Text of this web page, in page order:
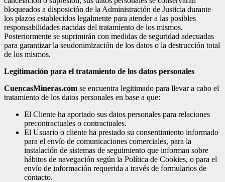
bloqueados a disposición de la Administración de Justicia durante
los plazos establecidos legalmente para atender a las posibles
responsabilidades nacidas del tratamiento de los mismos.
Posteriormente se suprimirán con medidas de seguridad adecuadas
para garantizar la seudonimización de los datos o la destrucción total
de los mismos.
Legitimación para el tratamiento de los datos personales
CuencasMineras.com se encuentra legitimado para llevar a cabo el
tratamiento de los datos personales en base a que:
El Cliente ha aportado sus datos personales para relaciones
precontractuales o contractuales.
El Usuario o cliente ha prestado su consentimiento informado
para el envío de comunicaciones comerciales, para la
instalación de sistemas de seguimiento que informan sobre
hábitos de navegación según la Política de Cookies, o para el
envío de información requerida a través de formularios de
contacto.